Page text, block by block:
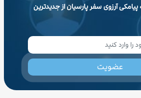
آرزوی سفر پارسیان از جدیدترین
عضویت